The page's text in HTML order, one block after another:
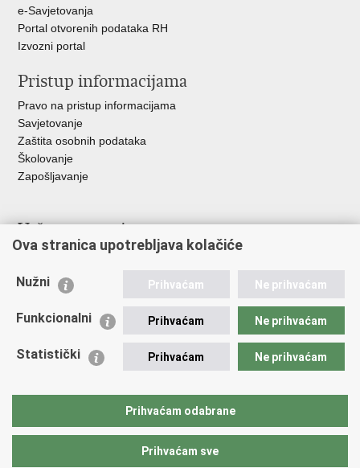
e-Savjetovanja
Portal otvorenih podataka RH
Izvozni portal
Pristup informacijama
Pravo na pristup informacijama
Savjetovanje
Zaštita osobnih podataka
Školovanje
Zapošljavanje
Važne poveznice
Ministarstvo unutarnjih poslova
Udruge
Policijska akademija
Zaklada policijske solidarnosti
Vučetić"
Ova stranica upotrebljava kolačiće
Nužni Prihvaćam Ne prihvaćam
Funkcionalni Prihvaćam Ne prihvaćam
Statistički Prihvaćam Ne prihvaćam
Prihvaćam odabrane
Prihvaćam sve